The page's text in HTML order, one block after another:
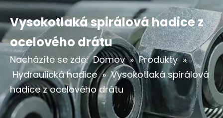
Vysokotlaká spirálová hadice z
ocelového drátu
Nacházíte se zde: Domov » Produkty »
Hydraulická hadice » Vysokotlaká spirálová
hadice z ocelového drátu